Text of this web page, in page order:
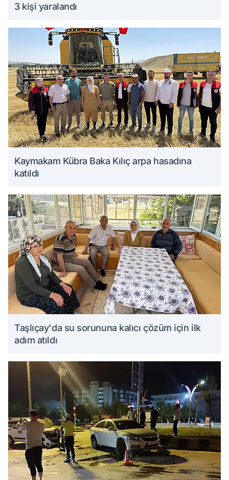
3 kişi yaralandı
Kaymakam Kübra Baka Kılıç arpa hasadına
katıldı
Taşlıçay'da su sorununa kalıcı çözüm için ilk
adım atıldı